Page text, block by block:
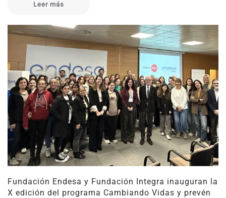
Leer más
Fundación Endesa y Fundación Integra inauguran la
X edición del programa Cambiando Vidas y prevén